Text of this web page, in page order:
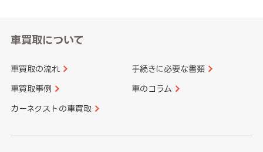
車買取について
車買取の流れ 手続きに必要な書類
車買取事例 車のコラム
カーネクストの車買取